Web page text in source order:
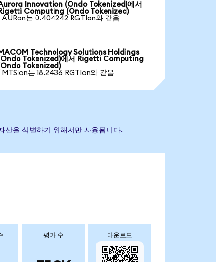
Innovation (Ondo Tokenized)에서
Computing (Ondo Tokenized)
AURon는 0.404242 RGTIon와 같음
MACOM Technology Solutions Holdings
Tokenized)에서 Rigetti Computing
Tokenized)
MTSIon는 18.2436 RGTIon와 같음
산을 식별하기 위해서만 사용됩니다.
평가 수 다운로드